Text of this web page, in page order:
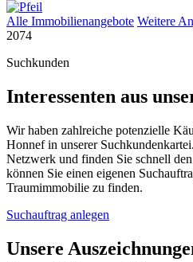
Alle Immobilienangebote Weitere
2074
Suchkunden
Interessenten aus
Wir haben zahlreiche potenzielle
Honnef in unserer
Netzwerk und finden Sie schnell
können Sie einen eigenen
Traumimmobilie zu finden.
Suchauftrag anlegen
Unsere